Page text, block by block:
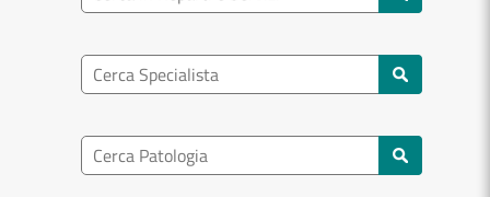
Ricerca specialisti
Ricerca nel patologia